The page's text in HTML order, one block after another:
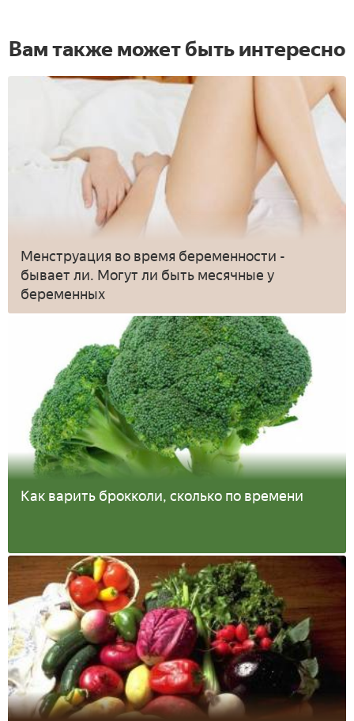
Вам также может быть интересно
Менструация во время беременности -
бывает ли. Могут ли быть месячные у
беременных
Как варить брокколи, сколько по времени